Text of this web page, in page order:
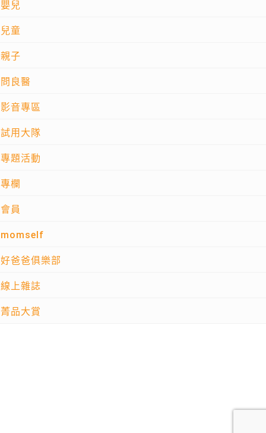
嬰兒
兒童
親子
問良醫
影音專區
試用大隊
專題活動
專欄
會員
momself
好爸爸俱樂部
線上雜誌
菁品大賞